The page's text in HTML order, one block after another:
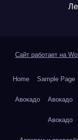
Сайт работает на
Home Sample Page
Авокадо Авокадо
Авокадо